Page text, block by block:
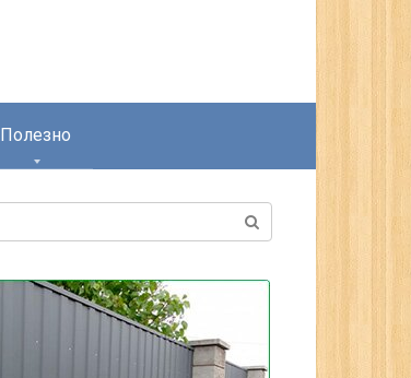
Полезно